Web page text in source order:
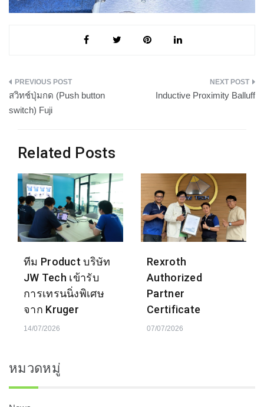
แนะแนว
เรื่อง
สวิทช์ปุ่มกด (Push button
switch) Fuji
Inductive Proximity Balluff
Related Posts
ทีม Product บริษัท
JW Tech เข้ารับ
การเทรนนิ่งพิเศษ
จาก Kruger
14/07/2026
Rexroth
Authorized
Partner
Certificate
07/07/2026
หมวดหมู่